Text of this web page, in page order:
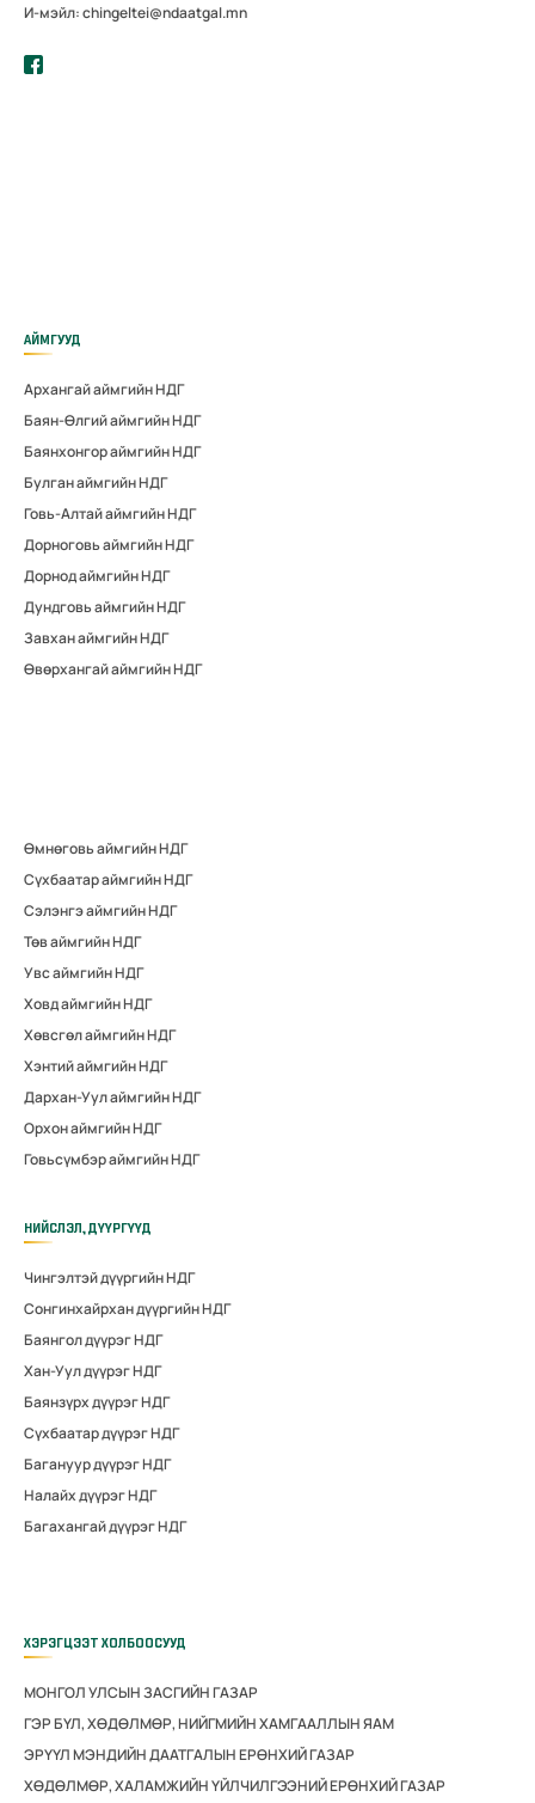
И-мэйл: chingeltei@ndaatgal.mn
АЙМГУУД
Архангай аймгийн НДГ
Баян-Өлгий аймгийн НДГ
Баянхонгор аймгийн НДГ
Булган аймгийн НДГ
Говь-Алтай аймгийн НДГ
Дорноговь аймгийн НДГ
Дорнод аймгийн НДГ
Дундговь аймгийн НДГ
Завхан аймгийн НДГ
Өвөрхангай аймгийн НДГ
Өмнөговь аймгийн НДГ
Сүхбаатар аймгийн НДГ
Сэлэнгэ аймгийн НДГ
Төв аймгийн НДГ
Увс аймгийн НДГ
Ховд аймгийн НДГ
Хөвсгөл аймгийн НДГ
Хэнтий аймгийн НДГ
Дархан-Уул аймгийн НДГ
Орхон аймгийн НДГ
Говьсүмбэр аймгийн НДГ
НИЙСЛЭЛ, ДҮҮРГҮҮД
Чингэлтэй дүүргийн НДГ
Сонгинхайрхан дүүргийн НДГ
Баянгол дүүрэг НДГ
Хан-Уул дүүрэг НДГ
Баянзүрх дүүрэг НДГ
Сүхбаатар дүүрэг НДГ
Багануур дүүрэг НДГ
Налайх дүүрэг НДГ
Багахангай дүүрэг НДГ
ХЭРЭГЦЭЭТ ХОЛБООСУУД
МОНГОЛ УЛСЫН ЗАСГИЙН ГАЗАР
ГЭР БҮЛ, ХӨДӨЛМӨР, НИЙГМИЙН ХАМГААЛЛЫН ЯАМ
ЭРҮҮЛ МЭНДИЙН ДААТГАЛЫН ЕРӨНХИЙ ГАЗАР
ХӨДӨЛМӨР, ХАЛАМЖИЙН ҮЙЛЧИЛГЭЭНИЙ ЕРӨНХИЙ ГАЗАР